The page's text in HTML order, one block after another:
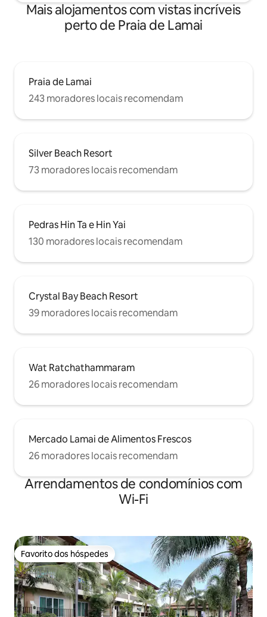
Mais alojamentos com vistas incríveis
perto de Praia de Lamai
Praia de Lamai
243 moradores locais recomendam
Silver Beach Resort
73 moradores locais recomendam
Pedras Hin Ta e Hin Yai
130 moradores locais recomendam
Crystal Bay Beach Resort
39 moradores locais recomendam
Wat Ratchathammaram
26 moradores locais recomendam
Mercado Lamai de Alimentos Frescos
26 moradores locais recomendam
Arrendamentos de condomínios com
Wi-Fi
Favorito dos hóspedes
Favorito dos hóspedes